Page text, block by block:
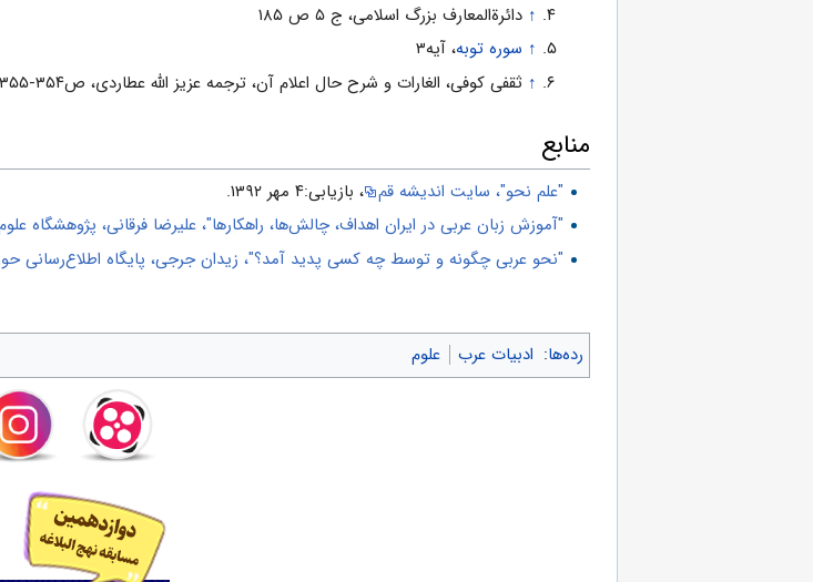
↑ دائرةالمعارف بزرگ اسلامی، ج ۵ ص ۱۸۵
↑ سوره توبه، آیه۳
↑ ثقفی کوفی، الغارات و شرح حال اعلام آن، ترجمه عزیز الله عطاردی، ص۳۵۴-۳۵۵.
منابع
"علم نحو"، سایت اندیشه قم ، بازیابی:۴ مهر ۱۳۹۲.
"آموزش زبان عربی در ایران اهداف، چالش‌ها، راهکارها"، علیرضا فرقانی، پژوهشگاه
"نحو عربی چگونه و توسط چه کسی پدید آمد؟"، زیدان جرجی، پایگاه اطلاع‌رسانی
رده‌ها: ادبیات عرب علوم